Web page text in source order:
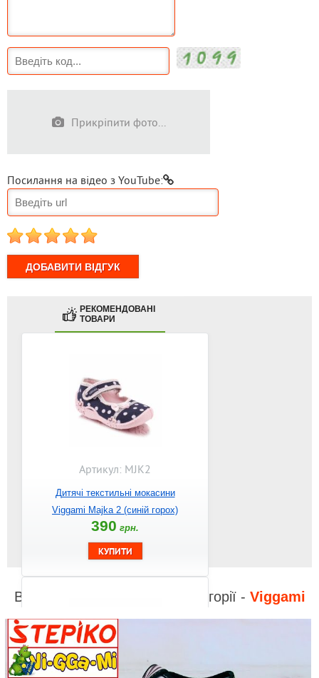
Прикріпити фото...
Посилання на відео з YouTube:
1 2 3 4 5
РЕКОМЕНДОВАНІ
ТОВАРИ
Артикул: MJK2
Дитячі текстильні мокасини
Viggami Majka 2 (синій горох)
390 грн.
Відео до інших товарів з категорії - Viggami